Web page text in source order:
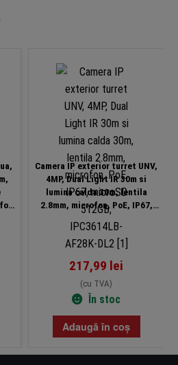
Camera IP exterior turret UNV,
4MP, Dual Light IR 30m si
lumina calda 30m, lentila
2.8mm, microfon, PoE, IP67,
microSD 512GB, IPC3614LB-
AF28K-DL2
217,99 lei
(cu TVA)
În stoc
Adaugă în coș